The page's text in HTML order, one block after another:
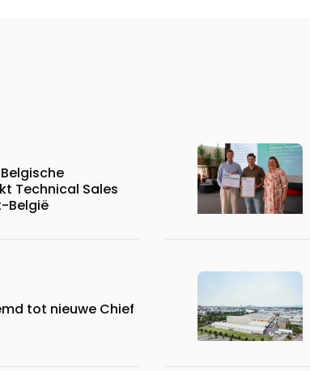
Belgische
Technical Sales
België
tot nieuwe Chief